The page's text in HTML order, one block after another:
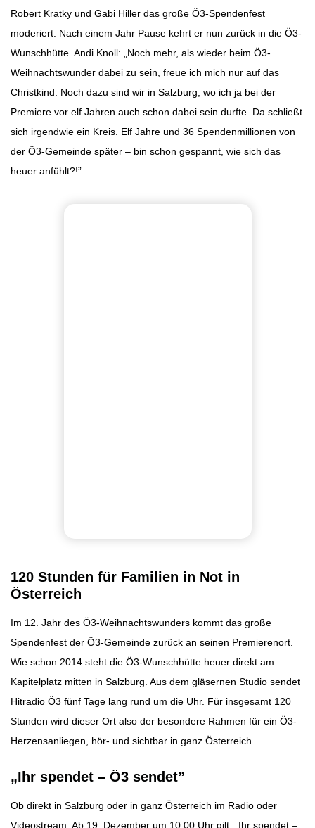
Robert Kratky und Gabi Hiller das große Ö3-Spendenfest
moderiert. Nach einem Jahr Pause kehrt er nun zurück in die Ö3-
Wunschhütte. Andi Knoll: „Noch mehr, als wieder beim Ö3-
Weihnachtswunder dabei zu sein, freue ich mich nur auf das
Christkind. Noch dazu sind wir in Salzburg, wo ich ja bei der
Premiere vor elf Jahren auch schon dabei sein durfte. Da schließt
sich irgendwie ein Kreis. Elf Jahre und 36 Spendenmillionen von
der Ö3-Gemeinde später – bin schon gespannt, wie sich das
heuer anfühlt?!”
120 Stunden für Familien in Not in
Österreich
Im 12. Jahr des Ö3-Weihnachtswunders kommt das große
Spendenfest der Ö3-Gemeinde zurück an seinen Premierenort.
Wie schon 2014 steht die Ö3-Wunschhütte heuer direkt am
Kapitelplatz mitten in Salzburg. Aus dem gläsernen Studio sendet
Hitradio Ö3 fünf Tage lang rund um die Uhr. Für insgesamt 120
Stunden wird dieser Ort also der besondere Rahmen für ein Ö3-
Herzensanliegen, hör- und sichtbar in ganz Österreich.
„Ihr spendet – Ö3 sendet”
Ob direkt in Salzburg oder in ganz Österreich im Radio oder
Videostream. Ab 19. Dezember um 10.00 Uhr gilt: „Ihr spendet –